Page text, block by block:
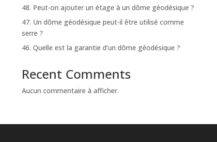
48. Peut-on ajouter un étage à un dôme géodésique ?
47. Un dôme géodésique peut-il être utilisé comme
serre ?
46. Quelle est la garantie d’un dôme géodésique ?
Recent Comments
Aucun commentaire à afficher.